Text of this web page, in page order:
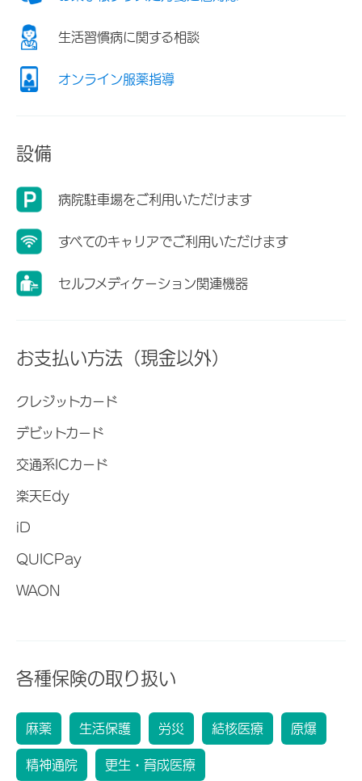
生活習慣病に関する相談
オンライン服薬指導
設備
病院駐車場をご利用いただけます
すべてのキャリアでご利用いただけます
セルフメディケーション関連機器
お支払い方法（現金以外）
クレジットカード
デビットカード
交通系ICカード
楽天Edy
iD
QUICPay
WAON
各種保険の取り扱い
麻薬 生活保護 労災 結核医療 原爆
精神通院 更生・育成医療